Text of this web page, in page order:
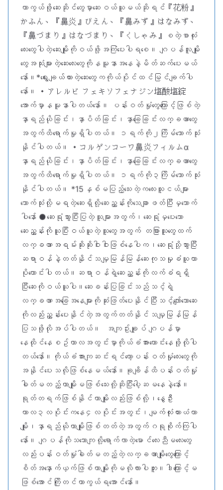
ကာကွယ်ဖို့ဆေးဆိုင်တွေမှာဆေးဝယ်ယူမယ်ဆိုရင်『花粉』
かふん、『鼻炎』びえん、『鼻みず』はなみず、
『鼻づまり』はなづまり、『くしゃみ』စတဲ့စာလုံး
လေးတွေပါတဲ့ဆေးမျိုးကိုဝယ်ဖို့အကြံပေးပါရစေ။ ဂျပန်လူမျိုး
တွေအသုံးများတဲ့ဆေးလေးတွေကိုနမူနာအနေနဲ့မိတ်ဆက်ပေးမယ်
နော်။*ရွေးချယ်ထားတဲ့ဆေးတွေကကိုယ်ပိုင်ထင်မြင်ချက်ပါ
နော်။ ・アレルビ フェキソフェナジン塩酸塩錠
အောက်မှာနမူနာပါတယ်နော်။ ပန်းဝတ်မှုံတွေကြောင့်ဖြစ်တဲ့
နှာရည်ယိုခြင်း၊နှာပိတ်ခြင်း၊နှာခြေခြင်းလက္ခဏာတွေ
အတွက်ထိရောက်မှုရှိပါတယ်။ ၁ရက်ကို၂ကြိမ်သောက်သုံး
နိုင်ပါတယ်။ ・コルゲンコーワ鼻炎フィルムα
နှာရည်ယိုခြင်း၊နှာပိတ်ခြင်း၊နှာခြေခြင်းလက္ခဏာတွေ
အတွက်ထိရောက်မှုရှိပါတယ်။ ၁ရက်ကို၃ကြိမ်သောက်သုံး
နိုင်ပါတယ်။ *15နှစ်မပြည့်‌သေးတဲ့ကလေးသူငယ်များ
သောက်သုံးလို့မရတဲ့ဆေးရှိလို့ဆေးညွှန်းကိုသေချာဖတ်ပြီးမှသောက်
ပါနော် ●ဆေးရုံသွားပြီးပြတဲ့သူများအတွက်၊ဆေးရုံမှပေးသော
ဆေးညွှန်းကိုယူပြီးဝယ်ယူတဲ့သူတွေအတွက် တခြားသူတွေထက်
လက္ခဏာအရမ်းဆိုးဆိုးဝါးဝါးဖြစ်နေပါက၊ဆေးရုံသို့သွားပြီး
ဆရာဝန်နဲ့တတ်နိုင်သမျှမြန်မြန်ဆေးကုသမှုခံယူတာ
ပိုကောင်းပါတယ်။ဆရာဝန်ရဲ့ဆေးညွှန်းကိုလက်ခံရရှိ
ပြီးဆေးကိုဝယ်ယူပါ။ဆေးခန်းပြခြင်းသည်သင့်ရဲ့
လက္ခဏာအခြေအနေများကိုဆုံးဖြတ်ပေးနိုင်ပြီးသင့်လျော်သောဆေး
ကိုလည်းညွှန်းပေးနိုင်တဲ့အတွက်တတ်နိုင်သမျှမြန်မြန်
ပြသဖို့လိုအပ်ပါတယ်။ အကျဥ်းချုပ် ဂျပန်မှာ
နေထိုင်နေစဥ်ကာလအတွင်းမှာကိုယ်ခံအားကောင်းနေဖို့လိုပါ
တယ်နော်။ကိုယ်ခံအားကျဆင်းရင်တော့ပန်းဝတ်မှုံလေးတွေကို
အနိုင်ပေးသလိုဖြစ်နေမယ်နော်။ခုချိန်ထိပန်းဝတ်မှုံ
ဓါတ်မတည့်တာမျိုးမဖြစ်သေးလို့ဆိုပြီးပေါ့ဆမနေနဲ့နော်။
ရုတ်တရက်ဖြစ်နိုင်တာမျိုးလည်းဖြစ်လို့၊နွေဦး
ကာလ၃လပိုင်းကနေ၄လပိုင်းအတွင်း၊မျက်လုံးယားယံတာ
မျိုး၊နှာရည်ယိုတာမျိုးဖြစ်တတ်တဲ့အတွက်ဂရုစိုက်ကြပါ
နော်။ ဂျပန်ကိုသဘောကျလို့‌ရောက်လာတဲ့မောင်လေးညီမလေးတွေ
လည်းပန်းဝတ်မှုံဓါတ်မတည့်တဲ့လက္ခဏာမျိုးတွေကြောင့်
စိတ်အနှောက်ယှက်ဖြစ်တာမျိုးကိုမလိုလားပါဘူး။ဒါကြောင့်မ
ဖြစ်အောင်ကြိုတင်ကာကွယ်ရအောင်နော်။